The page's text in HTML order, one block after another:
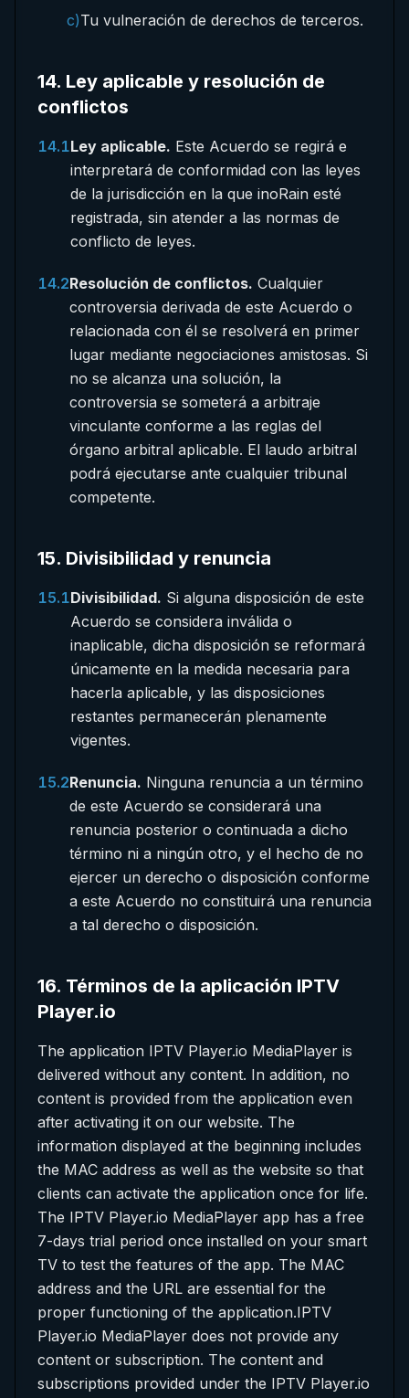
c)Tu vulneración de derechos de terceros.
14. Ley aplicable y resolución de
conflictos
14.1Ley aplicable. Este Acuerdo se regirá e
interpretará de conformidad con las leyes
de la jurisdicción en la que inoRain esté
registrada, sin atender a las normas de
conflicto de leyes.
14.2Resolución de conflictos. Cualquier
controversia derivada de este Acuerdo o
relacionada con él se resolverá en primer
lugar mediante negociaciones amistosas. Si
no se alcanza una solución, la
controversia se someterá a arbitraje
vinculante conforme a las reglas del
órgano arbitral aplicable. El laudo arbitral
podrá ejecutarse ante cualquier tribunal
competente.
15. Divisibilidad y renuncia
15.1Divisibilidad. Si alguna disposición de este
Acuerdo se considera inválida o
inaplicable, dicha disposición se reformará
únicamente en la medida necesaria para
hacerla aplicable, y las disposiciones
restantes permanecerán plenamente
vigentes.
15.2Renuncia. Ninguna renuncia a un término
de este Acuerdo se considerará una
renuncia posterior o continuada a dicho
término ni a ningún otro, y el hecho de no
ejercer un derecho o disposición conforme
a este Acuerdo no constituirá una renuncia
a tal derecho o disposición.
16. Términos de la aplicación IPTV
Player.io
The application IPTV Player.io MediaPlayer is
delivered without any content. In addition, no
content is provided from the application even
after activating it on our website. The
information displayed at the beginning includes
the MAC address as well as the website so that
clients can activate the application once for life.
The IPTV Player.io MediaPlayer app has a free
7-days trial period once installed on your smart
TV to test the features of the app. The MAC
address and the URL are essential for the
proper functioning of the application.IPTV
Player.io MediaPlayer does not provide any
content or subscription. The content and
subscriptions provided under the IPTV Player.io